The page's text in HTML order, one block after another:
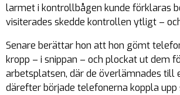
larmet i kontrollbågen kunde förklaras
visiterades skedde kontrollen ytligt –
Senare berättar hon att hon gömt
kropp – i snippan – och plockat ut dem
arbetsplatsen, där de överlämnades till
därefter började telefonerna koppla